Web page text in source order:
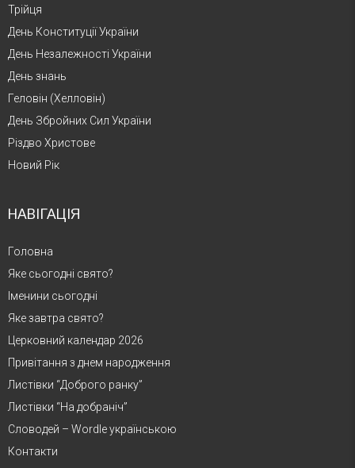
Трійця
День Конституції України
День Незалежності України
День знань
Геловін (Хелловін)
День Збройних Сил України
Різдво Христове
Новий Рік
НАВІГАЦІЯ
Головна
Яке сьогодні свято?
Іменини сьогодні
Яке завтра свято?
Церковний календар 2026
Привітання з днем народження
Листівки “Доброго ранку”
Листівки “На добраніч”
Словодей – Wordle українською
Контакти